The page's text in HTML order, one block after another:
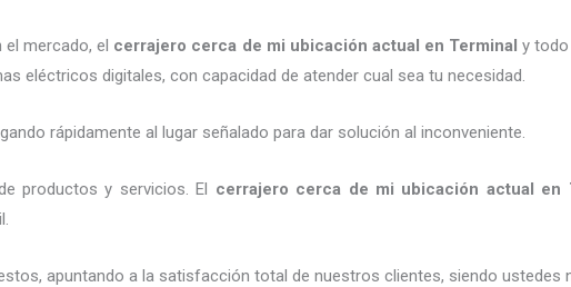
mercado, el cerrajero cerca de mi ubicación actual en Terminal y
eléctricos digitales, con capacidad de atender cual sea tu necesidad.
rápidamente al lugar señalado para dar solución al inconveniente.
productos y servicios. El cerrajero cerca de mi ubicación actual en
apuntando a la satisfacción total de nuestros clientes, siendo